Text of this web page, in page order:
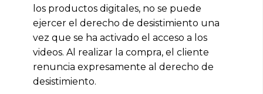
los productos digitales, no se puede
ejercer el derecho de desistimiento una
vez que se ha activado el acceso a los
videos. Al realizar la compra, el cliente
renuncia expresamente al derecho de
desistimiento.